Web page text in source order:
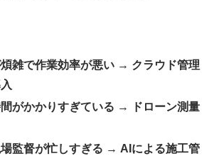
雑で作業効率が悪い → クラウド管理
がかかりすぎている →
ドローン測量
監督が忙しすぎる → AIによる施工管